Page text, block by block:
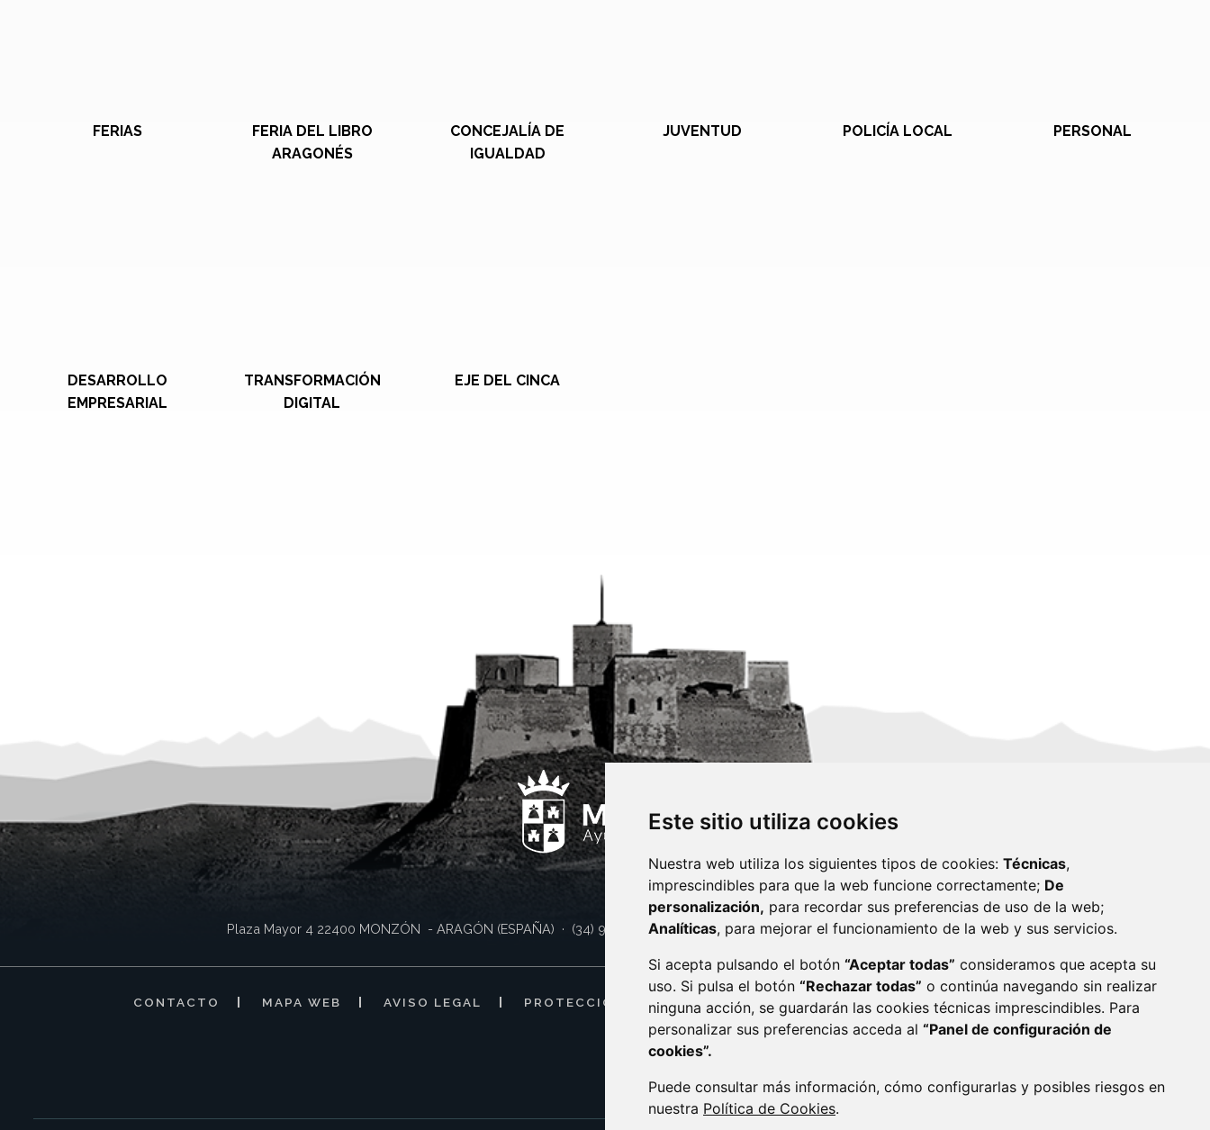
Este sitio utiliza cookies
Nuestra web utiliza los siguientes tipos de cookies: Técnicas,
imprescindibles para que la web funcione correctamente; De
personalización, para recordar sus preferencias de uso de la web;
Analíticas, para mejorar el funcionamiento de la web y sus servicios.
Si acepta pulsando el botón “Aceptar todas” consideramos que acepta su
uso. Si pulsa el botón “Rechazar todas” o continúa navegando sin realizar
ninguna acción, se guardarán las cookies técnicas imprescindibles. Para
personalizar sus preferencias acceda al “Panel de configuración de
cookies”.
Puede consultar más información, cómo configurarlas y posibles riesgos en
nuestra Política de Cookies.
FERIAS
FERIA DEL LIBRO
ARAGONÉS
CONCEJALÍA DE
IGUALDAD
JUVENTUD POLICÍA LOCAL PERSONAL
DESARROLLO
EMPRESARIAL
TRANSFORMACIÓN
DIGITAL
EJE DEL CINCA
Plaza Mayor 4 22400 MONZÓN - ARAGÓN (ESPAÑA) · (34) 974 400 700 ·sac@monzon.es monzon.es
CONTACTO MAPA WEB AVISO LEGAL PROTECCIÓN DE DATOS POLÍTICA DE COOKIES
ACCESIBILIDAD